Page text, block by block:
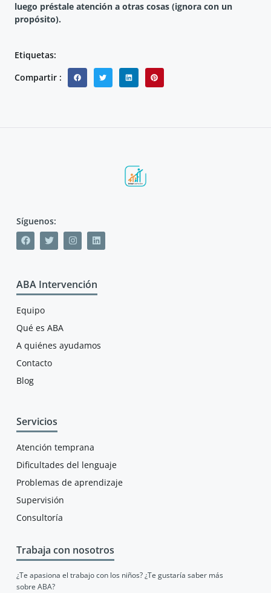
luego préstale atención a otras cosas (ignora con un
propósito).
Etiquetas:
Compartir :
Síguenos:
ABA Intervención
Equipo
Qué es ABA
A quiénes ayudamos
Contacto
Blog
Servicios
Atención temprana
Dificultades del lenguaje
Problemas de aprendizaje
Supervisión
Consultoría
Trabaja con nosotros
¿Te apasiona el trabajo con los niños? ¿Te gustaría saber más
sobre ABA?